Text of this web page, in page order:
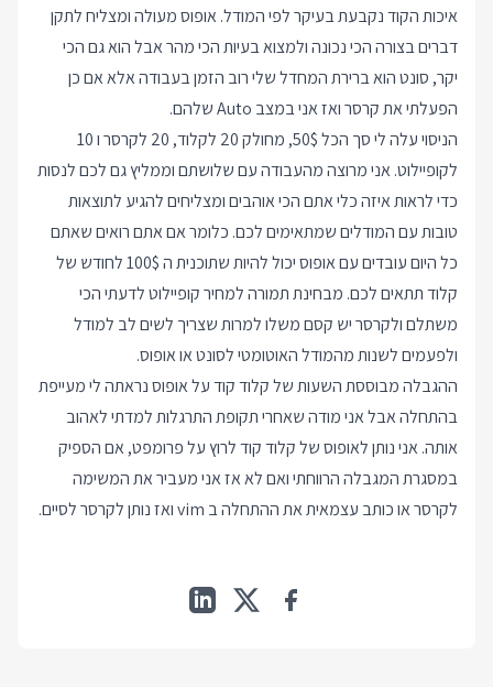
איכות הקוד נקבעת בעיקר לפי המודל. אופוס מעולה ומצליח לתקן
דברים בצורה הכי נכונה ולמצוא בעיות הכי מהר אבל הוא גם הכי
יקר, סונט הוא ברירת המחדל שלי רוב הזמן בעבודה אלא אם כן
הפעלתי את קרסר ואז אני במצב Auto שלהם.
הניסוי עלה לי סך הכל 50$, מחולק 20 לקלוד, 20 לקרסר ו 10
לקופיילוט. אני מרוצה מהעבודה עם שלושתם וממליץ גם לכם לנסות
כדי לראות איזה כלי אתם הכי אוהבים ומצליחים להגיע לתוצאות
טובות עם המודלים שמתאימים לכם. כלומר אם אתם רואים שאתם
כל היום עובדים עם אופוס יכול להיות שתוכנית ה 100$ לחודש של
קלוד תתאים לכם. מבחינת תמורה למחיר קופיילוט לדעתי הכי
משתלם ולקרסר יש קסם משלו למרות שצריך לשים לב למודל
ולפעמים לשנות מהמודל האוטומטי לסונט או אופוס.
ההגבלה מבוססת השעות של קלוד קוד על אופוס נראתה לי מעייפת
בהתחלה אבל אני מודה שאחרי תקופת התרגלות למדתי לאהוב
אותה. אני נותן לאופוס של קלוד קוד לרוץ על פרומפט, אם הספיק
במסגרת המגבלה הרווחתי ואם לא אז אני מעביר את המשימה
לקרסר או כותב עצמאית את ההתחלה ב vim ואז נותן לקרסר לסיים.